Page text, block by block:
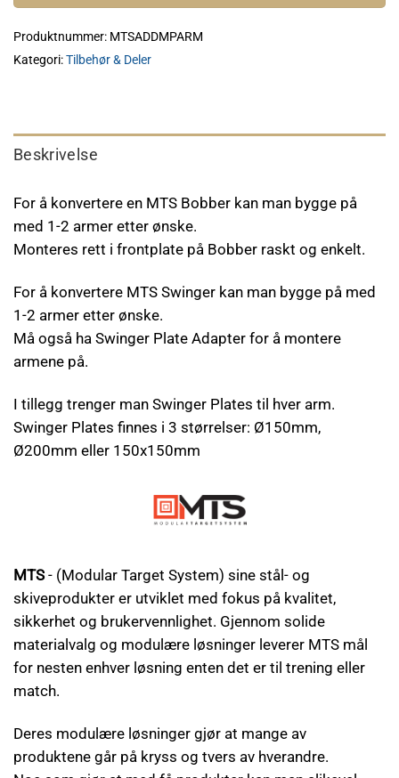
Produktnummer: MTSADDMPARM
Kategori:Tilbehør & Deler
Beskrivelse
For å konvertere en MTS Bobber kan man bygge på
med 1-2 armer etter ønske.
Monteres rett i frontplate på Bobber raskt og enkelt.
For å konvertere MTS Swinger kan man bygge på med
1-2 armer etter ønske.
Må også ha Swinger Plate Adapter for å montere
armene på.
I tillegg trenger man Swinger Plates til hver arm.
Swinger Plates finnes i 3 størrelser: Ø150mm,
Ø200mm eller 150x150mm
MTS- (Modular Target System) sine stål- og
skiveprodukter er utviklet med fokus på kvalitet,
sikkerhet og brukervennlighet. Gjennom solide
materialvalg og modulære løsninger leverer MTS mål
for nesten enhver løsning enten det er til trening eller
match.
Deres modulære løsninger gjør at mange av
produktene går på kryss og tvers av hverandre.